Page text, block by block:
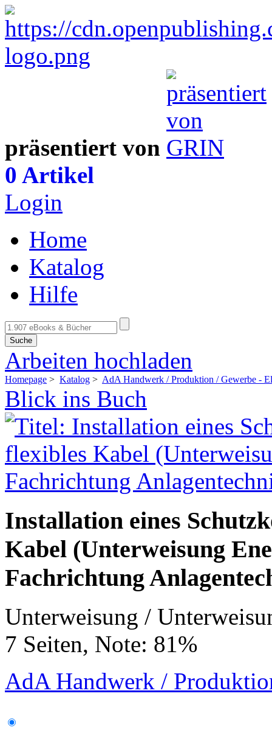
präsentiert von
0 Artikel
Login
Home
Katalog
Hilfe
Suche
Arbeiten hochladen
Homepage > Katalog > AdA Handwerk / Produktion / Gewerbe -
Blick ins Buch
Installation eines
Kabel (Unterweisung
Fachrichtung
Unterweisung /
7 Seiten, Note: 81%
AdA Handwerk /